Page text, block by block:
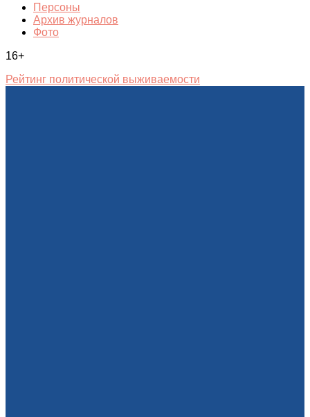
Персоны
Архив журналов
Фото
16+
Рейтинг политической выживаемости